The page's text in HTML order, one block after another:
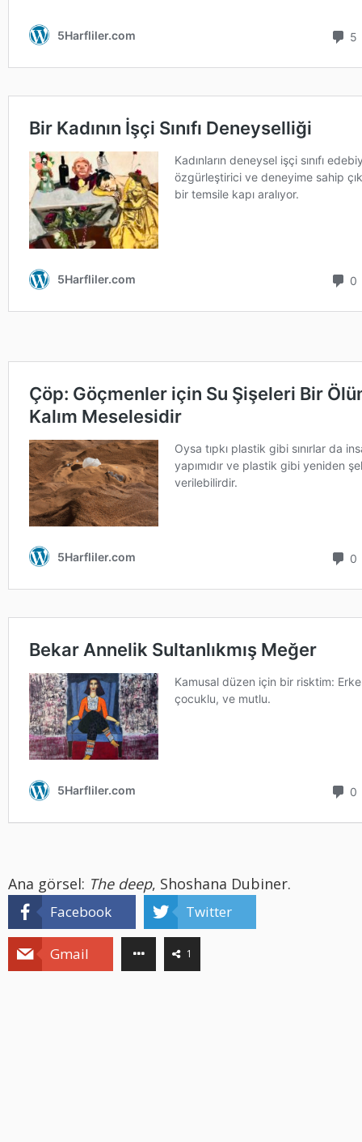
Ana görsel: The deep, Shoshana Dubiner.
Facebook Twitter
Gmail 1